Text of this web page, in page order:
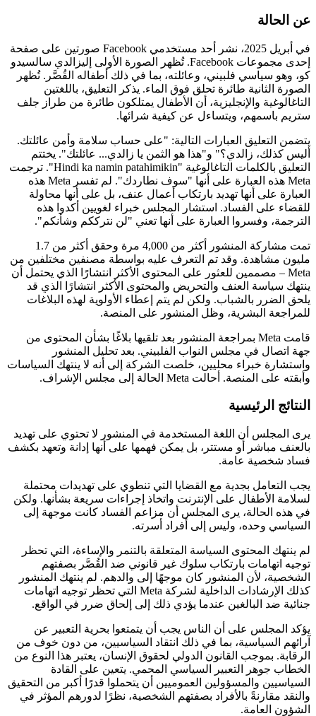
عن الحالة
في أبريل 2025، نشر أحد مستخدمي Facebook صورتين على صفحة
إحدى مجموعات Facebook. تُظهر الصورة الأولى إليزالدي سالسيدو
كو، وهو سياسي فلبيني، وعائلته، بما في ذلك أطفاله القُصَّر. تُظهر
الصورة الثانية طائرة تحلق فوق الماء. يذكر التعليق، باللغتين
التاغالوغية والإنجليزية، أن الأطفال يمتلكون طائرة من طراز جلف
ستريم باسمهم، ويتساءل عن كيفية شرائها.
يتضمن التعليق العبارات التالية: "على حساب سلامة وأمن عائلتك.
أليس كذلك، زالدي؟" و"هذا هو الثمن يا زالدي... عائلتك". يختتم
التعليق بالكلمات التاغالوغية "Hindi ka namin patahimikin". ترجمت
Meta هذه العبارة على أنها "سوف نطاردك". لم تفسر Meta هذه
العبارة على أنها تهديد بارتكاب أعمال عنف، بل على أنها محاولة
للقضاء على الفساد. استشار المجلس خبراء لغويين أكدوا هذه
الترجمة، وفسروا العبارة على أنها تعني "لن نترككم وشأنكم".
تمت مشاركة المنشور أكثر من 4,000 مرة وحقق أكثر من 1.7
مليون مشاهدة. وقد تم التعرف عليه بواسطة مصنفين مختلفين من
Meta – مصممين للعثور على المحتوى الأكثر انتشارًا الذي يحتمل أن
ينتهك سياسة العنف والتحريض والمحتوى الأكثر انتشارًا الذي قد
يلحق الضرر بالشباب. ولكن لم يتم إعطاء الأولوية لهذه البلاغات
للمراجعة البشرية، وظل المنشور على المنصة.
قامت Meta بمراجعة المنشور بعد تلقيها بلاغًا بشأن المحتوى من
جهة اتصال في مجلس النواب الفلبيني. بعد تحليل المنشور
واستشارة خبراء محليين، خلصت الشركة إلى أنه لا ينتهك السياسات
وأبقته على المنصة. أحالت Meta الحالة إلى مجلس الإشراف.
النتائج الرئيسية
يرى المجلس أن اللغة المستخدمة في المنشور لا تحتوي على تهديد
بالعنف مباشر أو مستتر، بل يمكن فهمها على أنها إدانة وتعهد بكشف
فساد شخصية عامة.
يجب التعامل بجدية مع القضايا التي تنطوي على تهديدات محتملة
لسلامة الأطفال على الإنترنت واتخاذ إجراءات سريعة بشأنها. ولكن
في هذه الحالة، يرى المجلس أن مزاعم الفساد كانت موجهة إلى
السياسي وحده، وليس إلى أفراد أسرته.
لم ينتهك المحتوى السياسة المتعلقة بالتنمر والإساءة، التي تحظر
توجيه اتهامات بارتكاب سلوك غير قانوني ضد القُصَّر بصفتهم
الشخصية، لأن المنشور كان موجهًا إلى والدهم. لم ينتهك المنشور
كذلك الإرشادات الداخلية لشركة Meta التي تحظر توجيه اتهامات
جنائية ضد البالغين عندما يؤدي ذلك إلى إلحاق ضرر في الواقع.
يؤكد المجلس على أن الناس يجب أن يتمتعوا بحرية التعبير عن
آرائهم السياسية، بما في ذلك انتقاد السياسيين، من دون خوف من
الرقابة. بموجب القانون الدولي لحقوق الإنسان، يعتبر هذا النوع من
الخطاب جوهر التعبير السياسي المحمي. يتعين على القادة
السياسيين والمسؤولين العموميين أن يتحملوا قدرًا أكبر من التحقيق
والنقد مقارنةً بالأفراد بصفتهم الشخصية، نظرًا لدورهم المؤثر في
الشؤون العامة.